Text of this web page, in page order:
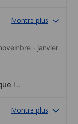
Montre plus
- janvier
les
Montre plus